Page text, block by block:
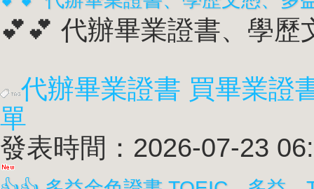
💕💕 代辦畢業證書、學歷
代辦畢業證書 買畢業證
單
發表時間：2026-07-23